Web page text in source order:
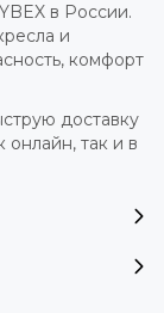
в России.
и
комфорт
доставку
онлайн, так и в